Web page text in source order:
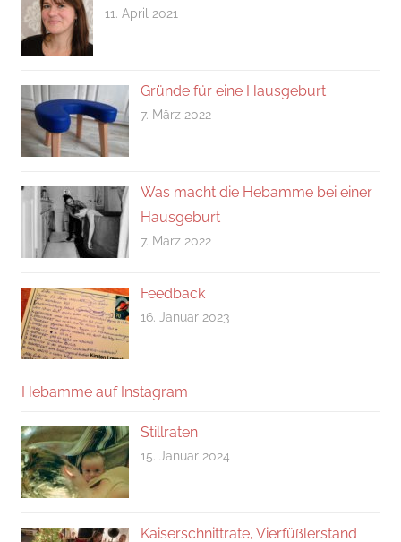
11. April 2021
Gründe für eine Hausgeburt
7. März 2022
Was macht die Hebamme bei einer
Hausgeburt
7. März 2022
Feedback
16. Januar 2023
Hebamme auf Instagram
Stillraten
15. Januar 2024
Kaiserschnittrate, Vierfüßlerstand